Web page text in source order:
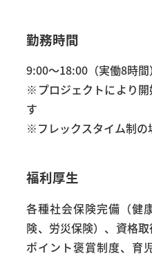
勤務時間
9:00～18:00（実働8時間）
※プロジェクトにより
す
※フレックスタイム制の
福利厚生
各種社会保険完備（健
険、労災保険）、資格
ポイント褒賞制度、育